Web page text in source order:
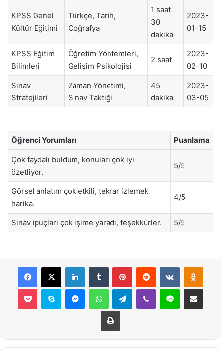
KPSS Genel
Kültür Eğitimi
Türkçe, Tarih,
Coğrafya
1 saat
30
dakika
2023-
01-15
KPSS Eğitim
Bilimleri
Öğretim Yöntemleri,
Gelişim Psikolojisi
2 saat
2023-
02-10
Sınav
Stratejileri
Zaman Yönetimi,
Sınav Taktiği
45
dakika
2023-
03-05
Öğrenci Yorumları Puanlama
Çok faydalı buldum, konuları çok iyi
özetliyor.
5/5
Görsel anlatım çok etkili, tekrar izlemek
harika.
4/5
Sınav ipuçları çok işime yaradı, teşekkürler. 5/5
Facebook
X LinkedInTumblr PinterestReddit VKontakte
Pocket Skype MessengerWhatsAppTelegramViber Line E-Posta ile
Yazdır